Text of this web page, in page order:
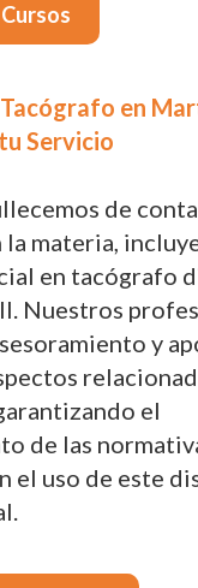
en
Servicio
de
la materia,
en tacógrafo
Nuestros
y
el
de las
el uso de este